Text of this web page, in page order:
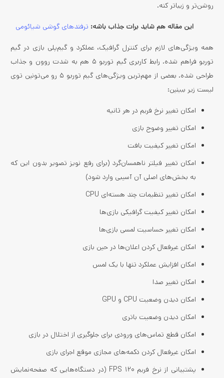
روشن‌تر و زیباتر کنه.
این مقاله هم شاید برات جذاب باشه: ترفندهای گوشی شیائومی
همه ویژگی‌های لازم برای کنترل گرافیک، عملکرد و گیم‌پلی بازی در گیم
توربو فراهم شده. رابط کاربری گیم توربو ۵ هم به شدت روون و جذاب
طراحی شده. بعضی از مهم‌ترین ویژگی‌های گیم توربو ۵ رو می‌تونین توی
لیست زیر ببینین:
امکان تغییر نرخ فریم در هر ثانیه
امکان تغییر وضوح بازی
امکان تغییر کیفیت بافت
امکان تغییر فیلتر ناهمسان‌گرد (برای رفع نویز تصویر بدون این که
به بخش‌های اصلی آن آسیبی وارد شود)
امکان تغییر تنظیمات چند هسته‌ای CPU
امکان تغییر کیفیت گرافیکی بازی‌ها
امکان تغییر حساسیت لمسی بازی‌ها
امکان غیرفعال کردن اعلان‌ها در حین بازی
امکان افزایش عملکرد تنها با یک لمس
امکان تغییر صدا
امکان دیدن وضعیت CPU و GPU
امکان دیدن وضعیت باتری
امکان قطع تماس‌های ورودی برای جلوگیری از اختلال در بازی
امکان غیرفعال کردن دکمه‌های مجازی موقع اجرای بازی
پشتیبانی از نرخ فریم ۱۲۰ FPS (در دستگاه‌هایی که صفحه‌نمایش